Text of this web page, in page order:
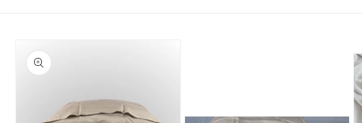
produktoplysninger